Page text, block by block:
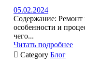
05.02.2024
Содержание: Ремонт
особенности и
чего...
Читать подробнее
 Category Блог